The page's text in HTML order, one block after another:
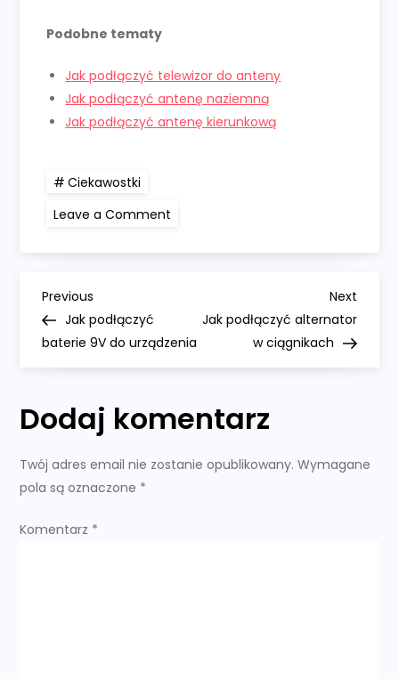
Podobne tematy
Jak podłączyć telewizor do anteny
Jak podłączyć antenę naziemną
Jak podłączyć antenę kierunkową
Ciekawostki
Leave a Comment
antenę
N
a
i
g
Previous
Post
Previous
Jak podłączyć
baterie 9V do urządzenia
Next
Post
Next
Jak podłączyć alternator
w ciągnikach
Dodaj komentarz
Twój adres email nie zostanie opublikowany. Wymagane
pola są oznaczone *
Komentarz *